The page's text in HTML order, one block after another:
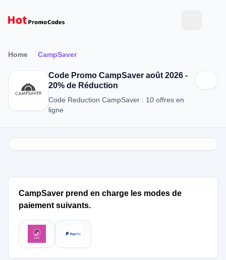
Home CampSaver
Code Promo CampSaver août 2026 -
20% de Réduction
Code Reduction CampSaver : 10 offres en
ligne
CampSaver prend en charge les modes de
paiement suivants.